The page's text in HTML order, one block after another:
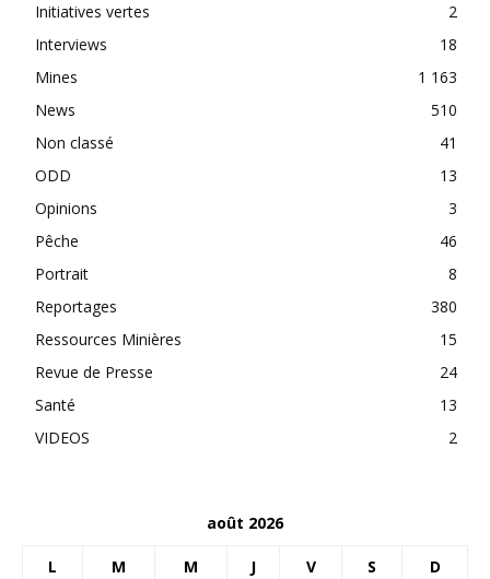
Initiatives vertes
2
Interviews
18
Mines
1 163
News
510
Non classé
41
ODD
13
Opinions
3
Pêche
46
Portrait
8
Reportages
380
Ressources Minières
15
Revue de Presse
24
Santé
13
VIDEOS
2
août 2026
L M M J V S D